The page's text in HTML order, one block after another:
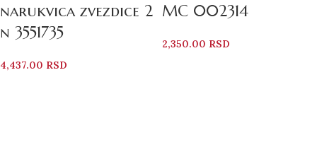
narukvica zvezdice 2
n 3551735
4,437.00 RSD
MC 002314
2,350.00 RSD